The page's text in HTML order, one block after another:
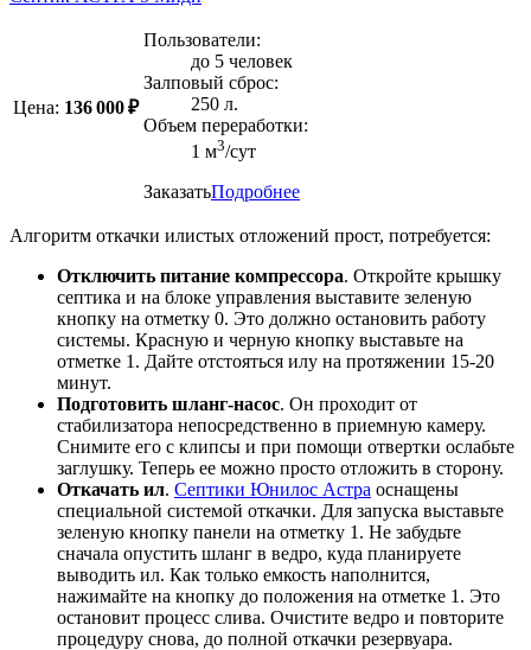
Цена: 136 000 ₽
Пользователи:
до 5 человек
Залповый сброс:
250 л.
Объем переработки:
1 м3/сут
ЗаказатьПодробнее
Алгоритм откачки илистых отложений прост, потребуется:
Отключить питание компрессора. Откройте крышку
септика и на блоке управления выставите зеленую
кнопку на отметку 0. Это должно остановить работу
системы. Красную и черную кнопку выставьте на
отметке 1. Дайте отстояться илу на протяжении 15-20
минут.
Подготовить шланг-насос. Он проходит от
стабилизатора непосредственно в приемную камеру.
Снимите его с клипсы и при помощи отвертки ослабьте
заглушку. Теперь ее можно просто отложить в сторону.
Откачать ил. Септики Юнилос Астра оснащены
специальной системой откачки. Для запуска выставьте
зеленую кнопку панели на отметку 1. Не забудьте
сначала опустить шланг в ведро, куда планируете
выводить ил. Как только емкость наполнится,
нажимайте на кнопку до положения на отметке 1. Это
остановит процесс слива. Очистите ведро и повторите
процедуру снова, до полной откачки резервуара.